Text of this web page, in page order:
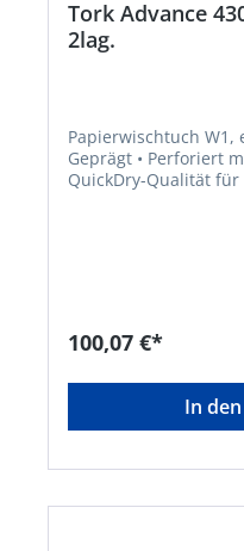
Tork Advance
2lag.
Papierwischtuch W1,
Geprägt • Perforiert mit blauer Linienprägung •
QuickDry-Qualität
100,07 €*
In